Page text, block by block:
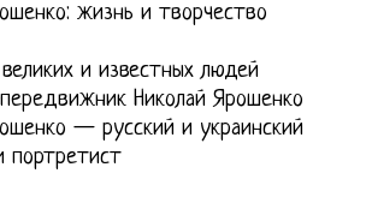
жизнь и творчество
и известных людей
Николай Ярошенко
— русский и украинский
портретист